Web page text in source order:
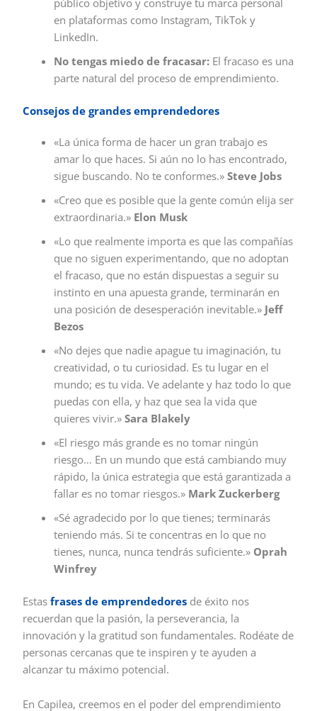
en plataformas como Instagram, TikTok y
LinkedIn.
No tengas miedo de fracasar: El fracaso es una
parte natural del proceso de emprendimiento.
Consejos de grandes emprendedores
«La única forma de hacer un gran trabajo es
amar lo que haces. Si aún no lo has encontrado,
sigue buscando. No te conformes.»Steve Jobs
«Creo que es posible que la gente común elija ser
extraordinaria.» Elon Musk
«Lo que realmente importa es que las compañías
que no siguen experimentando, que no adoptan
el fracaso, que no están dispuestas a seguir su
instinto en una apuesta grande, terminarán en
una posición de desesperación inevitable.» Jeff
Bezos
«No dejes que nadie apague tu imaginación, tu
creatividad, o tu curiosidad. Es tu lugar en el
mundo; es tu vida. Ve adelante y haz todo lo que
puedas con ella, y haz que sea la vida que
quieres vivir.»Sara Blakely
«El riesgo más grande es no tomar ningún
riesgo… En un mundo que está cambiando muy
rápido, la única estrategia que está garantizada a
fallar es no tomar riesgos.» Mark Zuckerberg
«Sé agradecido por lo que tienes; terminarás
teniendo más. Si te concentras en lo que no
tienes, nunca, nunca tendrás suficiente.» Oprah
Winfrey
Estasfrases de emprendedores de éxito nos
recuerdan que la pasión, la perseverancia, la
innovación y la gratitud son fundamentales. Rodéate de
personas cercanas que te inspiren y te ayuden a
alcanzar tu máximo potencial.
En Capilea, creemos en el poder del emprendimiento